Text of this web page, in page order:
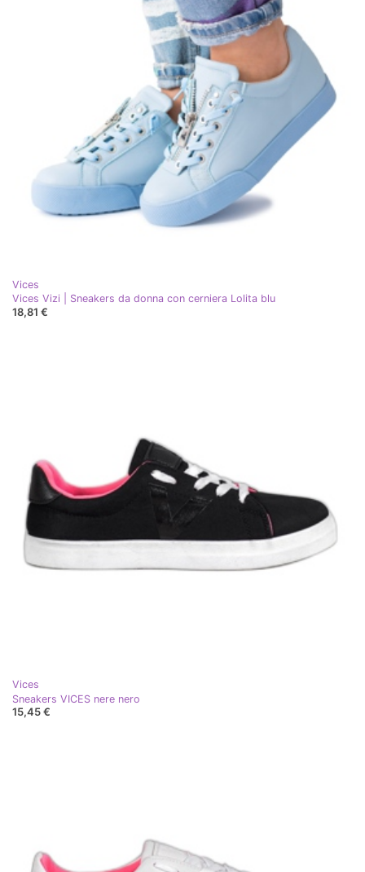
Vices
Vices Vizi | Sneakers da donna con cerniera Lolita blu
18,81 €
Vices
Sneakers VICES nere nero
15,45 €